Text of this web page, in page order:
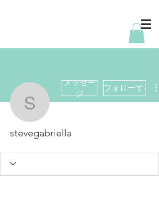
stevegabriella
メッセー
ジ
フォローする
stevegabriella